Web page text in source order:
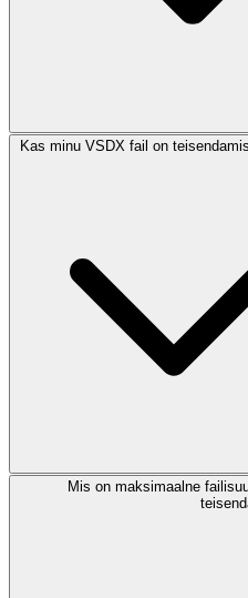
Kas minu VSDX fail on
Mis on maksimaalne